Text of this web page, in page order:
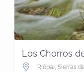
Los Chorros
Riópar, Sierras